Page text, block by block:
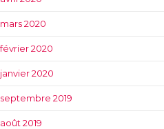
mars 2020
février 2020
janvier 2020
septembre 2019
août 2019